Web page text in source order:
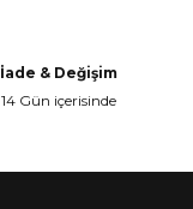
İade & Değişim
14 Gün içerisinde